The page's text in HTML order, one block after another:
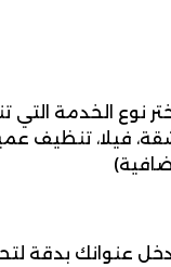
نوع الخدمة
فيلا، تنظيف
إضافية)
عنوانك بدقة